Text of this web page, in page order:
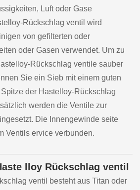
Luft oder Gase
Rückschlag ventil wird
von gefilterten oder
oder Gasen verwendet. Um zu
Rückschlag ventile sauber
Sie ein Sieb mit einem guten
der Hastelloy-Rückschlag
werden die Ventile zur
Die Innengewinde seite
Ventils ervice verbunden.
lloy Rückschlag ventil
ventil besteht aus Titan oder